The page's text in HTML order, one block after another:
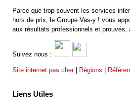
Parce que trop souvent les services
hors de prix, le Groupe Vas-y ! vous
aux résultats professionnels et prouvés,
Suivez nous :
Site internet pas cher| Régions
Liens Utiles